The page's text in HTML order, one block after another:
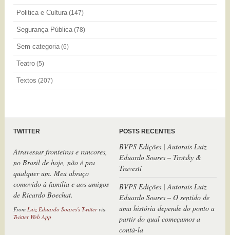
Politica e Cultura (147)
Segurança Pública (78)
Sem categoria (6)
Teatro (5)
Textos (207)
TWITTER
Atravessar fronteiras e rancores,
no Brasil de hoje, não é pra
qualquer um. Meu abraço
comovido à família e aos amigos
de Ricardo Boechat.
From Luiz Eduardo Soares's Twittervia
Twitter Web App
POSTS RECENTES
BVPS Edições | Autorais Luiz
Eduardo Soares – Trotsky &
Travesti
BVPS Edições | Autorais Luiz
Eduardo Soares – O sentido de
uma história depende do ponto a
partir do qual começamos a
contá-la